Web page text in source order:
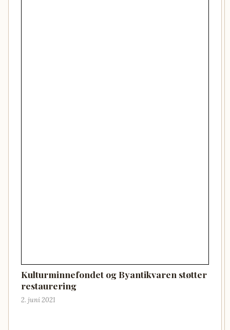
Kulturminnefondet og Byantikvaren støtter
restaurering
2. juni 2021